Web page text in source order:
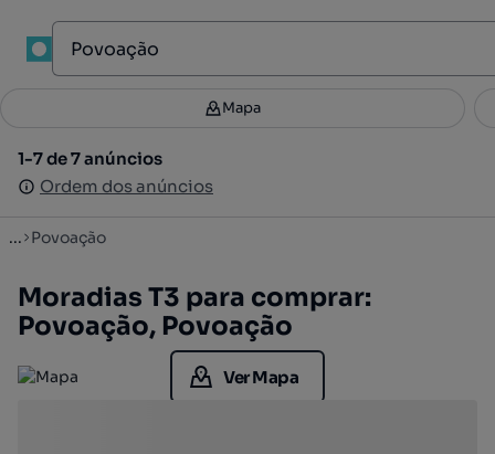
Filtros 3
1-7 de 7 anúncios
Ordem dos anúncios
Mapa
1-7 de 7 anúncios
Ordem dos anúncios
... Povoação
Moradias T3 para comprar:
Povoação, Povoação
Ver Mapa